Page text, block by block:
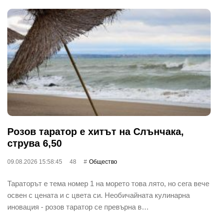
Розов таратор е хитът на Слънчака,
струва 6,50
09.08.2026 15:58:45 48 Общество
Тараторът е тема номер 1 на морето това лято, но сега вече
освен с цената и с цвета си. Необичайната кулинарна
иновация - розов таратор се превърна в…